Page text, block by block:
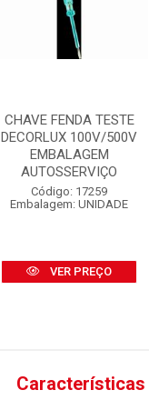
CHAVE FENDA TESTE
DECORLUX 100V/500V
EMBALAGEM
AUTOSSERVIÇO
Código: 17259
Embalagem: UNIDADE
VER PREÇO
Características